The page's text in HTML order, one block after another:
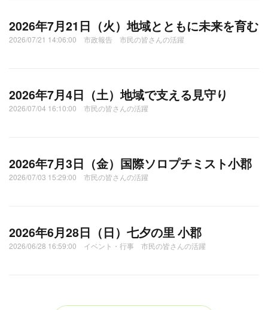
2026年7月21日（火）地域とともに未来を育む
2026/07/21 14:06:00 市政報告 市民の皆さんの活躍
2026年7月4日（土）地域で支える見守り
2026/07/04 16:10:00 市民の皆さんの活躍
2026年7月3日（金）国際ソロプチミスト小郡
2026/07/03 15:29:00 市民の皆さんの活躍
2026年6月28日（日）七夕の里 小郡
2026/06/28 16:59:00 イベント・行事 市民の皆さんの活躍